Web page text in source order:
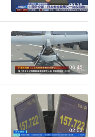
00:38
06:45
02:03